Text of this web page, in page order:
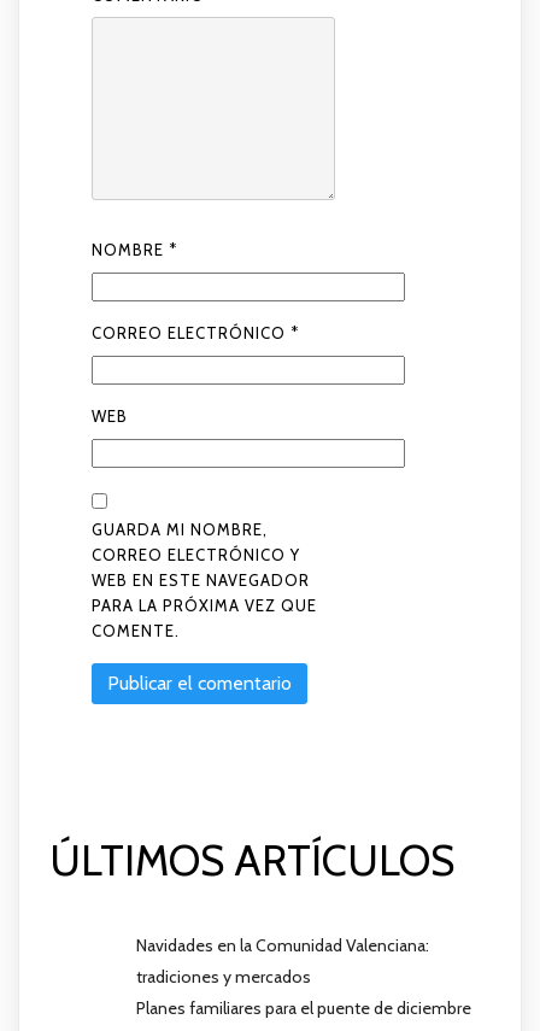
NOMBRE *
CORREO ELECTRÓNICO *
WEB
GUARDA MI NOMBRE,
CORREO ELECTRÓNICO Y
WEB EN ESTE NAVEGADOR
PARA LA PRÓXIMA VEZ QUE
COMENTE.
ÚLTIMOS ARTÍCULOS
Navidades en la Comunidad Valenciana:
tradiciones y mercados
Planes familiares para el puente de diciembre